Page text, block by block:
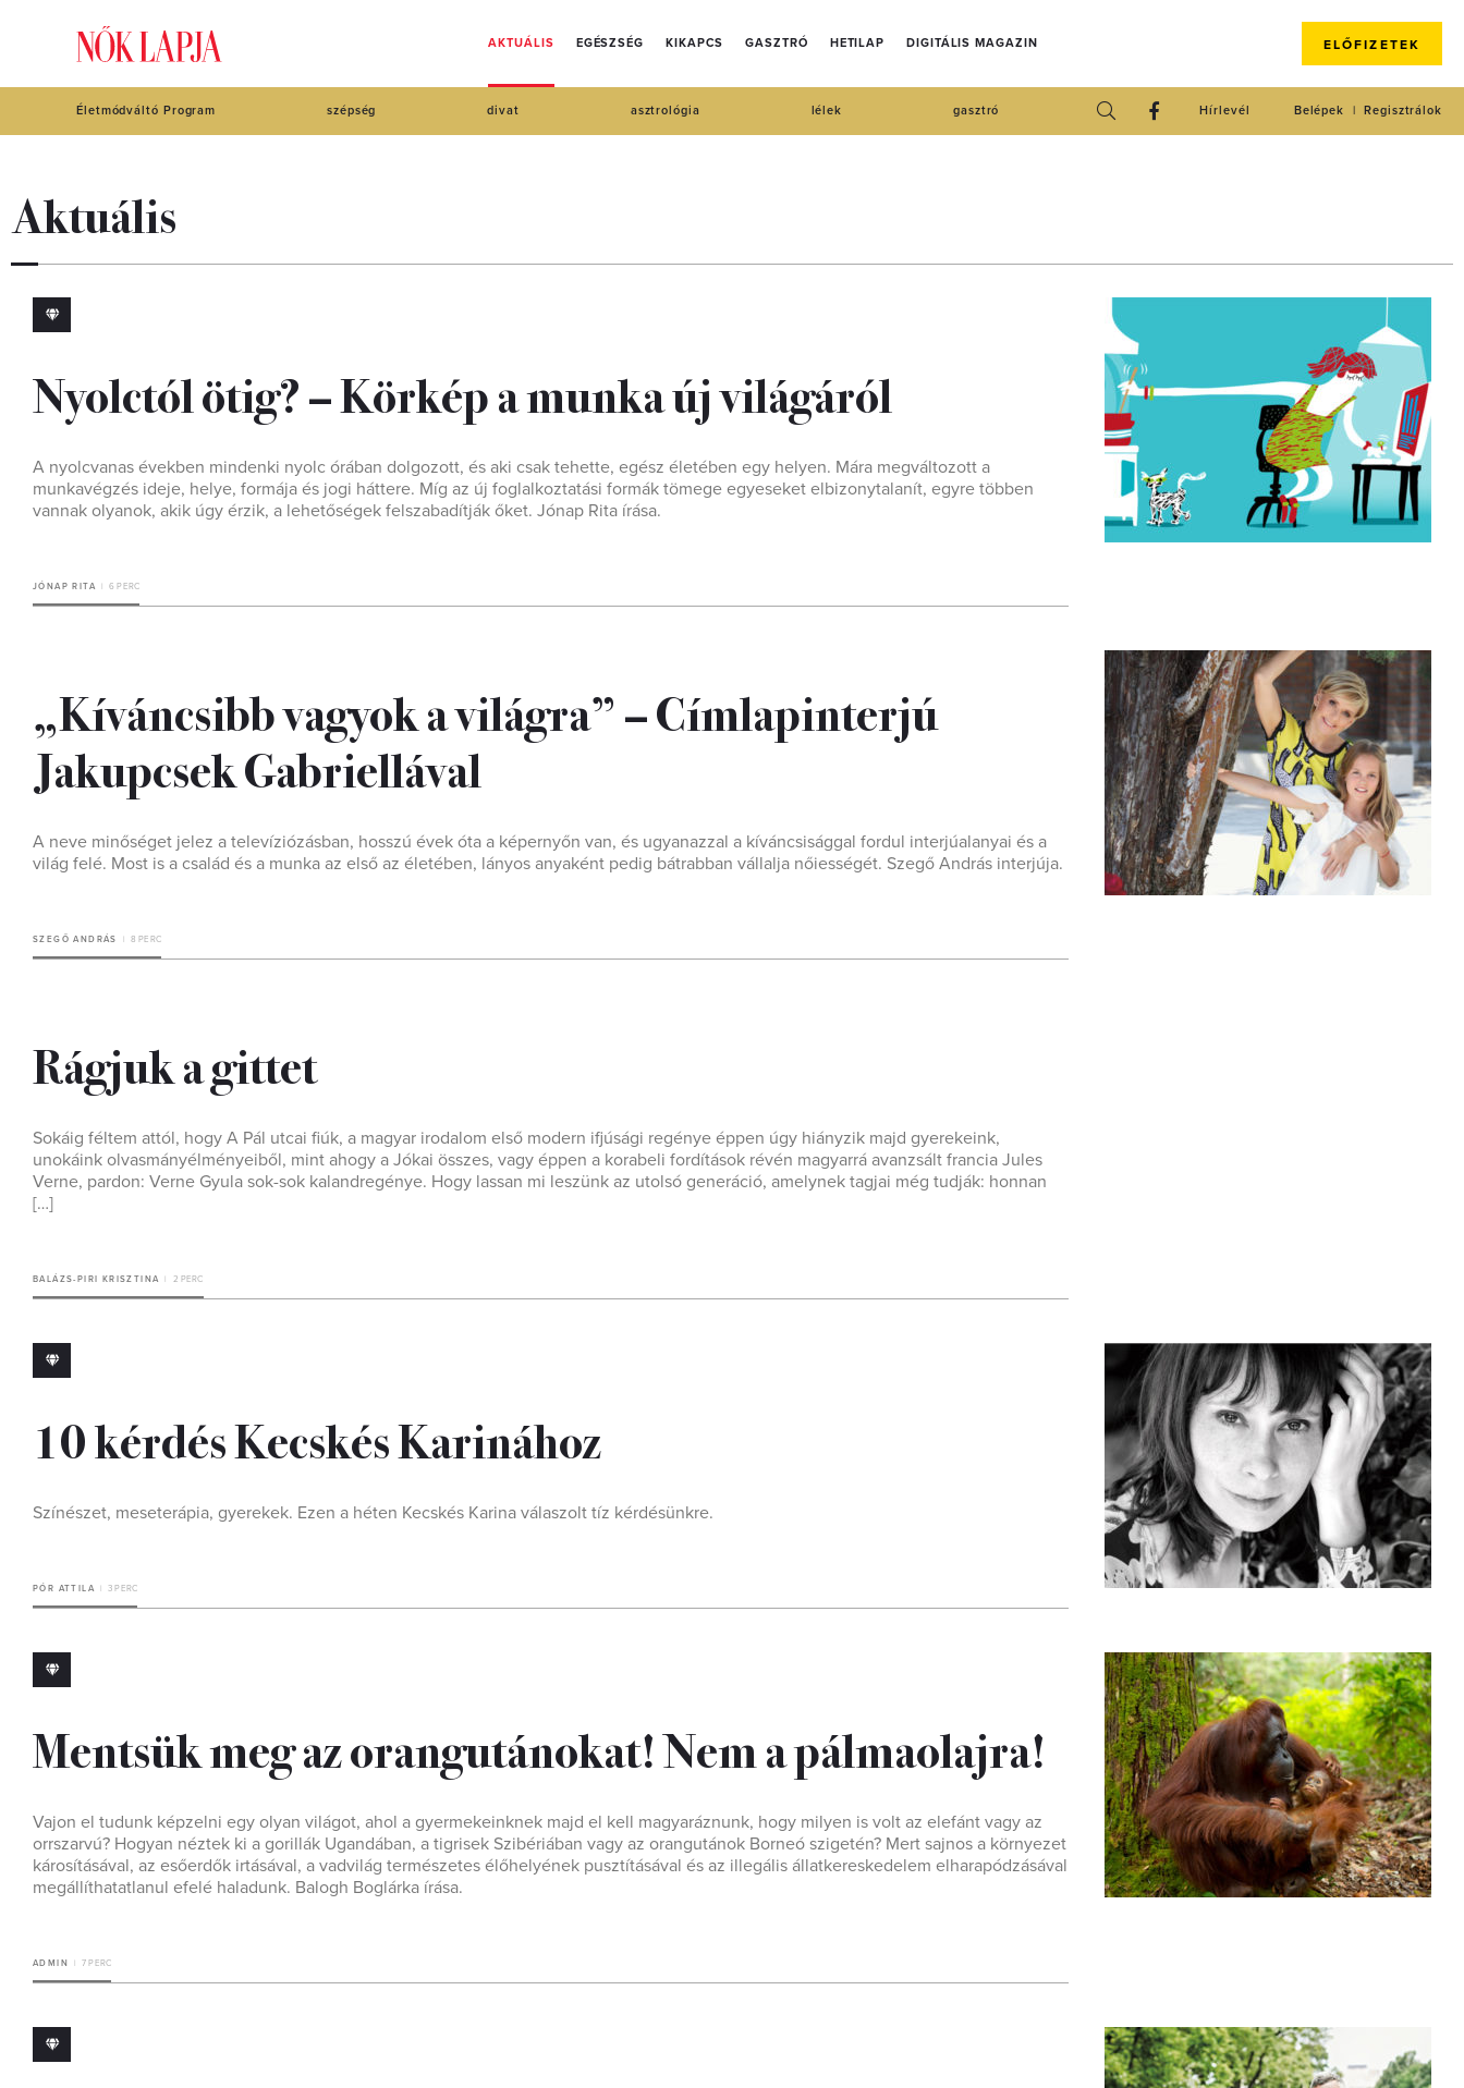
AKTUÁLIS EGÉSZSÉG KIKAPCS GASZTRÓ HETILAP DIGITÁLIS MAGAZIN ELŐFIZETEK
Életmódváltó Program szépség divat asztrológia lélek gasztró Regisztrálok
Belépek
Hírlevél
Aktuális
Nyolctól ötig? – Körkép a munka új világáról
A nyolcvanas években mindenki nyolc órában dolgozott, és aki csak tehette, egész életében egy helyen. Mára megváltozott a
munkavégzés ideje, helye, formája és jogi háttere. Míg az új foglalkoztatási formák tömege egyeseket elbizonytalanít, egyre többen
vannak olyanok, akik úgy érzik, a lehetőségek felszabadítják őket. Jónap Rita írása.
JÓNAP RITA 6 PERC
„Kíváncsibb vagyok a világra” – Címlapinterjú
Jakupcsek Gabriellával
A neve minőséget jelez a televíziózásban, hosszú évek óta a képernyőn van, és ugyanazzal a kíváncsisággal fordul interjúalanyai és a
világ felé. Most is a család és a munka az első az életében, lányos anyaként pedig bátrabban vállalja nőiességét. Szegő András interjúja.
SZEGŐ ANDRÁS 8 PERC
Rágjuk a gittet
Sokáig féltem attól, hogy A Pál utcai fiúk, a magyar irodalom első modern ifjúsági regénye éppen úgy hiányzik majd gyerekeink,
unokáink olvasmányélményeiből, mint ahogy a Jókai összes, vagy éppen a korabeli fordítások révén magyarrá avanzsált francia Jules
Verne, pardon: Verne Gyula sok-sok kalandregénye. Hogy lassan mi leszünk az utolsó generáció, amelynek tagjai még tudják: honnan
[…]
BALÁZS-PIRI KRISZTINA 2 PERC
10 kérdés Kecskés Karinához
Színészet, meseterápia, gyerekek. Ezen a héten Kecskés Karina válaszolt tíz kérdésünkre.
PÓR ATTILA 3 PERC
Mentsük meg az orangutánokat! Nem a pálmaolajra!
Vajon el tudunk képzelni egy olyan világot, ahol a gyermekeinknek majd el kell magyaráznunk, hogy milyen is volt az elefánt vagy az
orrszarvú? Hogyan néztek ki a gorillák Ugandában, a tigrisek Szibériában vagy az orangutánok Borneó szigetén? Mert sajnos a környezet
károsításával, az esőerdők irtásával, a vadvilág természetes élőhelyének pusztításával és az illegális állatkereskedelem elharapódzásával
megállíthatatlanul efelé haladunk. Balogh Boglárka írása.
ADMIN 7 PERC